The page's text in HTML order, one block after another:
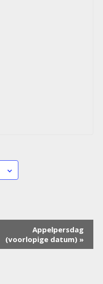
Appelpersdag
(voorlopige datum) »